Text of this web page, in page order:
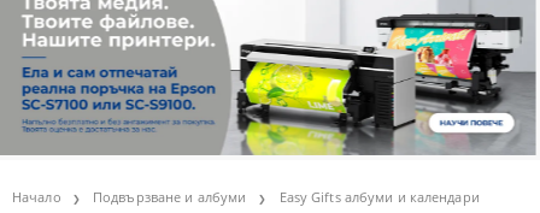
Начало Подвързване и албуми Easy Gifts албуми и календари